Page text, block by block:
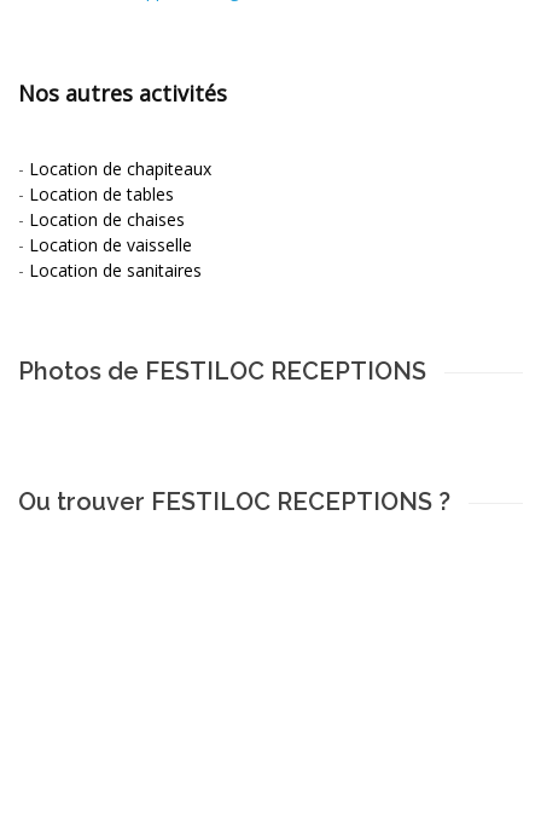
Nos autres activités
- Location de chapiteaux
- Location de tables
- Location de chaises
- Location de vaisselle
- Location de sanitaires
Photos de FESTILOC RECEPTIONS
Ou trouver FESTILOC RECEPTIONS ?